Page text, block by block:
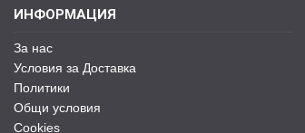
ИНФОРМАЦИЯ
За нас
Условия за Доставка
Политики
Общи условия
Cookies